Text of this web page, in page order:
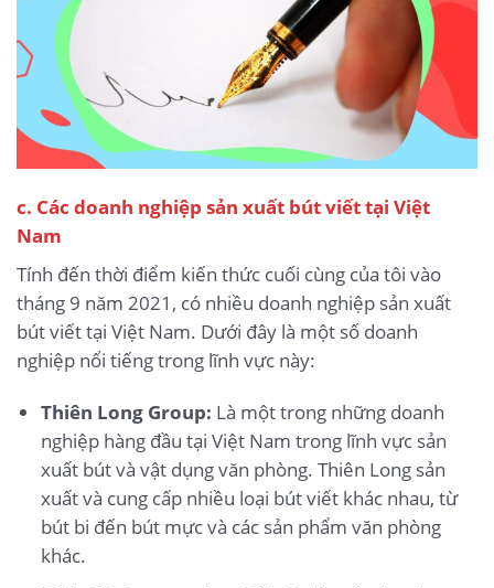
c. Các doanh nghiệp sản xuất bút viết tại Việt
Nam
Tính đến thời điểm kiến thức cuối cùng của tôi vào
tháng 9 năm 2021, có nhiều doanh nghiệp sản xuất
bút viết tại Việt Nam. Dưới đây là một số doanh
nghiệp nổi tiếng trong lĩnh vực này:
Thiên Long Group: Là một trong những doanh
nghiệp hàng đầu tại Việt Nam trong lĩnh vực sản
xuất bút và vật dụng văn phòng. Thiên Long sản
xuất và cung cấp nhiều loại bút viết khác nhau, từ
bút bi đến bút mực và các sản phẩm văn phòng
khác.